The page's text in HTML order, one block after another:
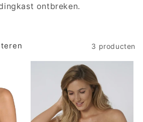
ontbreken.
3 producten